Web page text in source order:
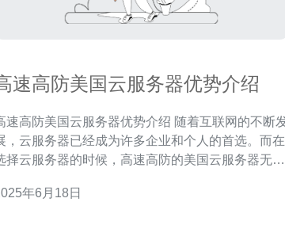
速高防美国云服务器优势介绍
高防美国云服务器优势介绍 随着互联网的不断发
，云服务器已经成为许多企业和个人的首选。而在
择云服务器的时候，高速高防的美国云服务器无疑
的优势，帮助大家更好地了解这种类型的云服务
年6月18日